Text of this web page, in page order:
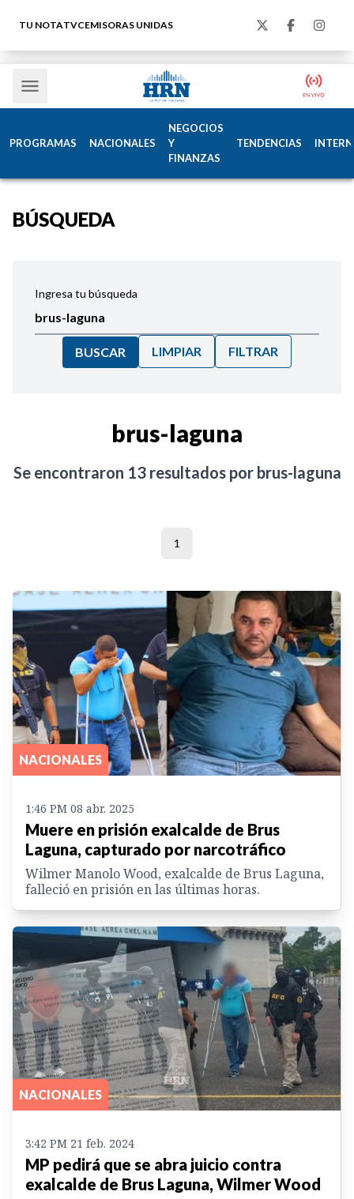
TU NOTATVCEMISORAS UNIDAS
PROGRAMAS NACIONALES
NEGOCIOS
Y
FINANZAS
TENDENCIAS
BÚSQUEDA
Ingresa tu búsqueda
BUSCAR LIMPIAR FILTRAR
brus-laguna
Se encontraron 13resultados por brus-laguna
1
NACIONALES
1:46 PM 08 abr. 2025
Muere en prisión exalcalde de Brus
Laguna, capturado por narcotráfico
Wilmer Manolo Wood, exalcalde de Brus Laguna,
falleció en prisión en las últimas horas.
NACIONALES
3:42 PM 21 feb. 2024
MP pedirá que se abra juicio contra
exalcalde de Brus Laguna, Wilmer Wood